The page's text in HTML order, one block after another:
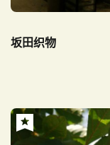
坂田织物